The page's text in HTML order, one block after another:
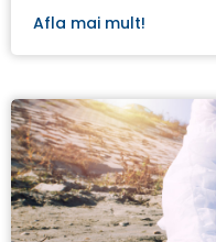
Afla mai mult!